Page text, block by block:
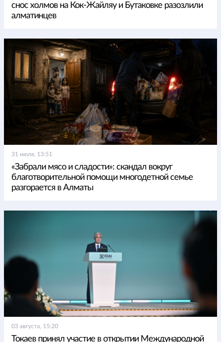
снос холмов на Кок-Жайляу и Бутаковке разозлили
алматинцев
31 июля, 13:51
«Забрали мясо и сладости»: скандал вокруг
благотворительной помощи многодетной семье
разгорается в Алматы
03 августа, 15:20
Токаев принял участие в открытии Международной